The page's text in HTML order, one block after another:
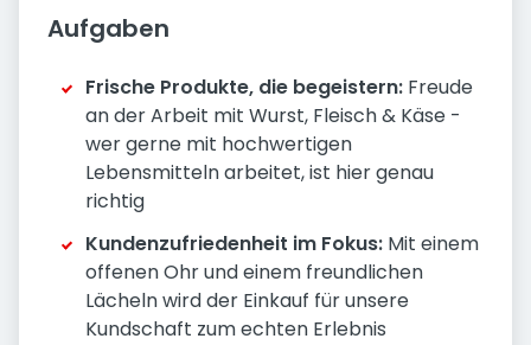
Aufgaben
Frische Produkte, die begeistern: Freude
an der Arbeit mit Wurst, Fleisch & Käse -
wer gerne mit hochwertigen
Lebensmitteln arbeitet, ist hier genau
richtig
Kundenzufriedenheit im Fokus: Mit einem
offenen Ohr und einem freundlichen
Lächeln wird der Einkauf für unsere
Kundschaft zum echten Erlebnis